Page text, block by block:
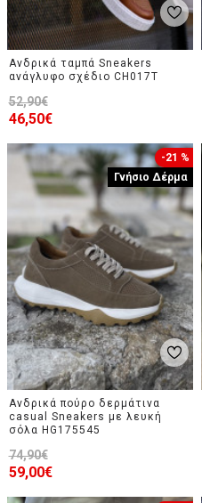
Ανδρικά ταμπά Sneakers
ανάγλυφο σχέδιο CH017T
46,50€
52,90€
Γνήσιο Δέρμα
-21 %
Ανδρικά πούρο δερμάτινα
casual Sneakers με λευκή
σόλα HG175545
59,00€
74,90€